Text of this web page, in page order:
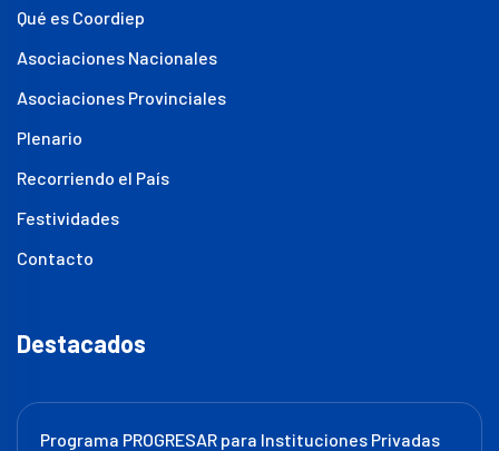
Qué es Coordiep
Asociaciones Nacionales
Asociaciones Provinciales
Plenario
Recorriendo el País
Festividades
Contacto
Destacados
Programa PROGRESAR para Instituciones Privadas